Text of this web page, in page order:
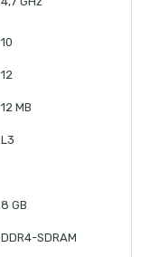
10
12
12 MB
L3
8 GB
DDR4-SDRAM